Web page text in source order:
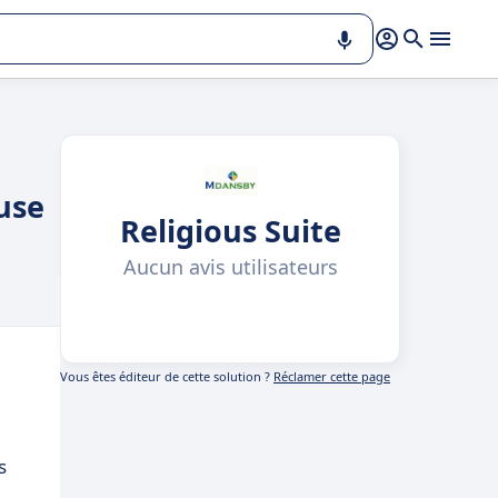
Religious Suite
Aucun avis utilisateurs
Vous êtes éditeur de cette solution ? Réclamer cette page